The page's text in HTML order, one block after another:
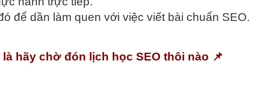
để dần làm quen với việc viết bài chuẩn SEO.
hãy chờ đón lịch học SEO thôi nào 📌